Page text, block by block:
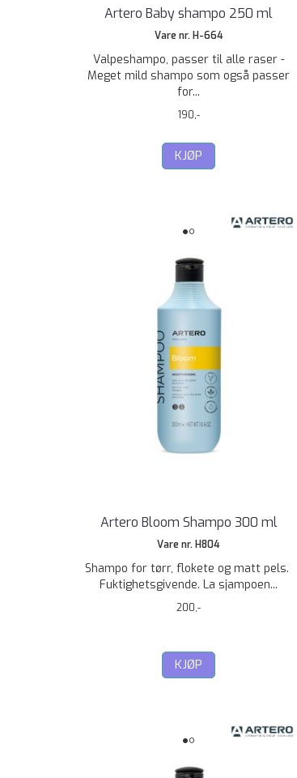
Artero Baby shampo 250 ml
Vare nr. H-664
Valpeshampo, passer til alle raser -
Meget mild shampo som også passer
for...
190,-
KJØP
Artero Bloom Shampo 300 ml
Vare nr. H804
Shampo for tørr, flokete og matt pels.
Fuktighetsgivende. La sjampoen...
200,-
KJØP